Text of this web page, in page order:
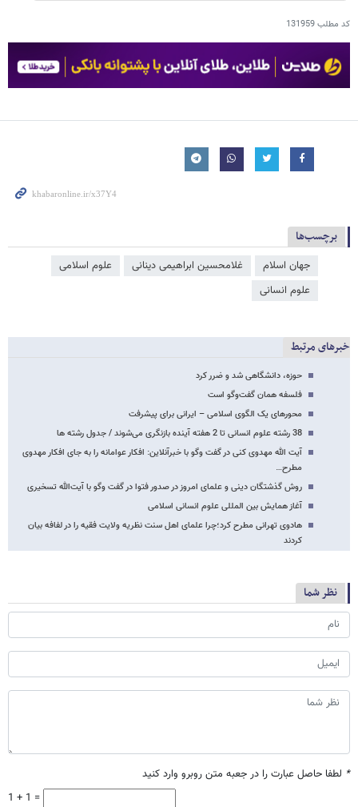
کد مطلب131959
برچسب‌ها
جهان اسلام غلامحسین ابراهیمی دینانی
علوم اسلامی
علوم انسانی
خبرهای مرتبط
حوزه، دانشگاهی شد و ضرر کرد
فلسفه همان گفت‌وگو است
محورهای یک الگوی اسلامی – ایرانی برای پیشرفت
38 رشته‌ علوم انسانی تا 2 هفته آینده بازنگری می‌شوند / جدول رشته ها
آیت الله مهدوی کنی در گفت وگو با خبرآنلاین: افکار عوامانه را به جای افکار مهدوی
مطرح…
روش گذشتگان دینی و علمای امروز در صدور فتوا در گفت وگو با آیت‌الله تسخیری
آغاز همایش بین المللی علوم انسانی اسلامی
هادوی تهرانی مطرح کرد؛چرا علمای اهل سنت نظریه ولایت فقیه را در لفافه بیان
کردند
نظر شما
* لطفا حاصل عبارت را در جعبه متن روبرو وارد کنید
1 + 1 =